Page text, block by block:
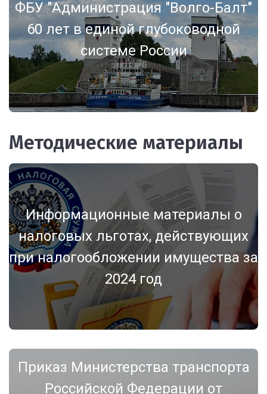
ФБУ "Администрация "Волго-Балт"
60 лет в единой глубоководной
системе России
Методические материалы
Информационные материалы о
налоговых льготах, действующих
при налогообложении имущества за
2024 год
Приказ Министерства транспорта
Российской Федерации от